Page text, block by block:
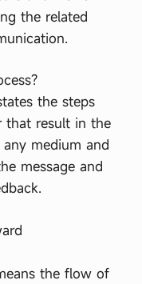
the related
the steps
that result in the
medium and
message and
the flow of